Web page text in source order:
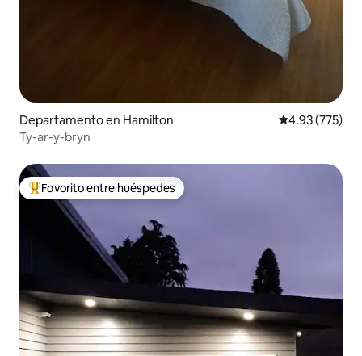
Departamento en Hamilton Calificación
4.93 (775)
Ty-ar-y-bryn
De los mejores en Favorito entre huéspedes
Favorito entre huéspedes